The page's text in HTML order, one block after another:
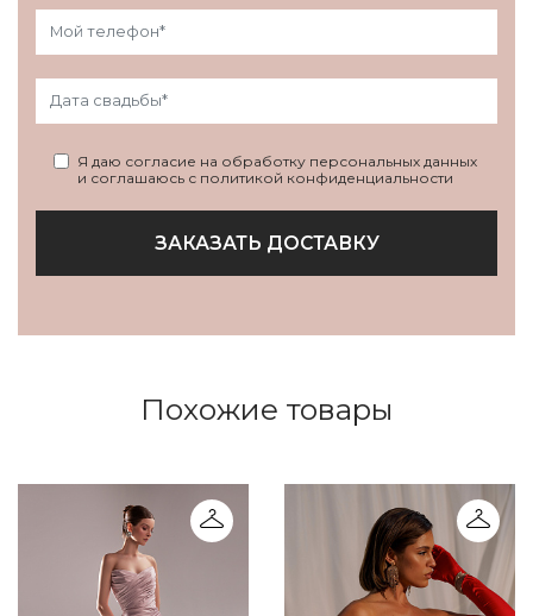
Я даю согласие на обработку персональных данных
и соглашаюсь с политикой конфиденциальности
ЗАКАЗАТЬ ДОСТАВКУ
Похожие товары